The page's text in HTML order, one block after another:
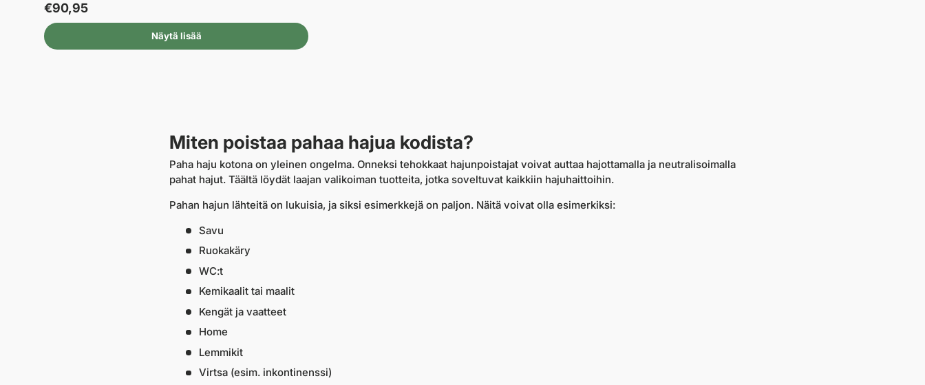
€90,95
Näytä lisää
Miten poistaa pahaa hajua kodista?
Paha haju kotona on yleinen ongelma. Onneksi tehokkaat hajunpoistajat voivat auttaa hajottamalla ja neutralisoimalla
pahat hajut. Täältä löydät laajan valikoiman tuotteita, jotka soveltuvat kaikkiin hajuhaittoihin.
Pahan hajun lähteitä on lukuisia, ja siksi esimerkkejä on paljon. Näitä voivat olla esimerkiksi:
Savu
Ruokakäry
WC:t
Kemikaalit tai maalit
Kengät ja vaatteet
Home
Lemmikit
Virtsa (esim. inkontinenssi)